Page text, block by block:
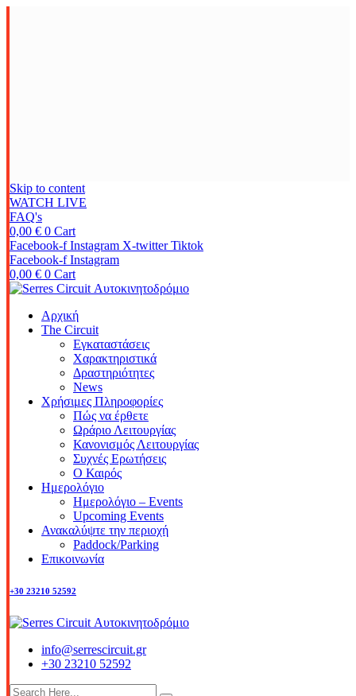
Skip to content
WATCH LIVE
FAQ's
0,00 € 0 Cart
Facebook-f Instagram X-twitter Tiktok
Facebook-f Instagram
0,00 € 0 Cart
Αρχική
The Circuit
Εγκαταστάσεις
Χαρακτηριστικά
Δραστηριότητες
News
Χρήσιμες Πληροφορίες
Πώς να έρθετε
Ωράριο Λειτουργίας
Κανονισμός Λειτουργίας
Συχνές Ερωτήσεις
Ο Καιρός
Ημερολόγιο
Ημερολόγιο – Events
Upcoming Events
Ανακαλύψτε την περιοχή
Paddock/Parking
Επικοινωνία
+30 23210 52592
info@serrescircuit.gr
+30 23210 52592